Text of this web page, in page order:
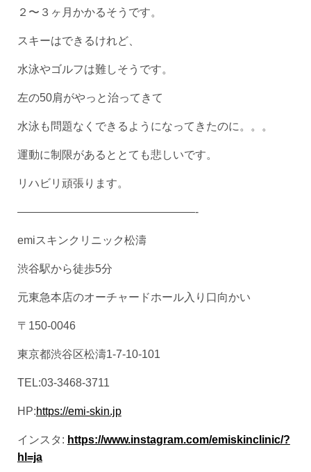
２〜３ヶ月かかるそうです。
スキーはできるけれど、
水泳やゴルフは難しそうです。
左の50肩がやっと治ってきて
水泳も問題なくできるようになってきたのに。。。
運動に制限があるととても悲しいです。
リハビリ頑張ります。
————————————————-
emiスキンクリニック松濤
渋谷駅から徒歩5分
元東急本店のオーチャードホール入り口向かい
〒150-0046
東京都渋谷区松濤1-7-10-101
TEL:03-3468-3711
HP:https://emi-skin.jp
インスタ: https://www.instagram.com/emiskinclinic/?
hl=ja